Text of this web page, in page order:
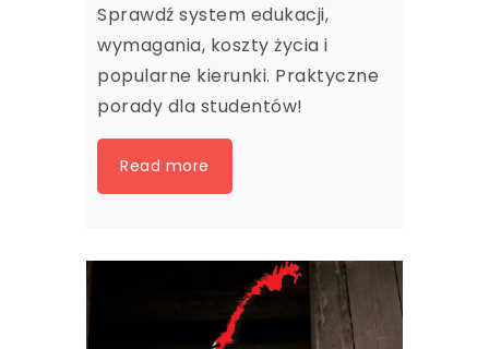
Sprawdź system edukacji,
wymagania, koszty życia i
popularne kierunki. Praktyczne
porady dla studentów!
Read more